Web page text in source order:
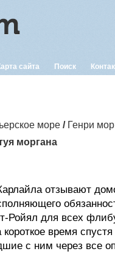
сайта Поиск
море / Генри
моргана
отзывают
Ройял для всех
короткое время
с ним через все